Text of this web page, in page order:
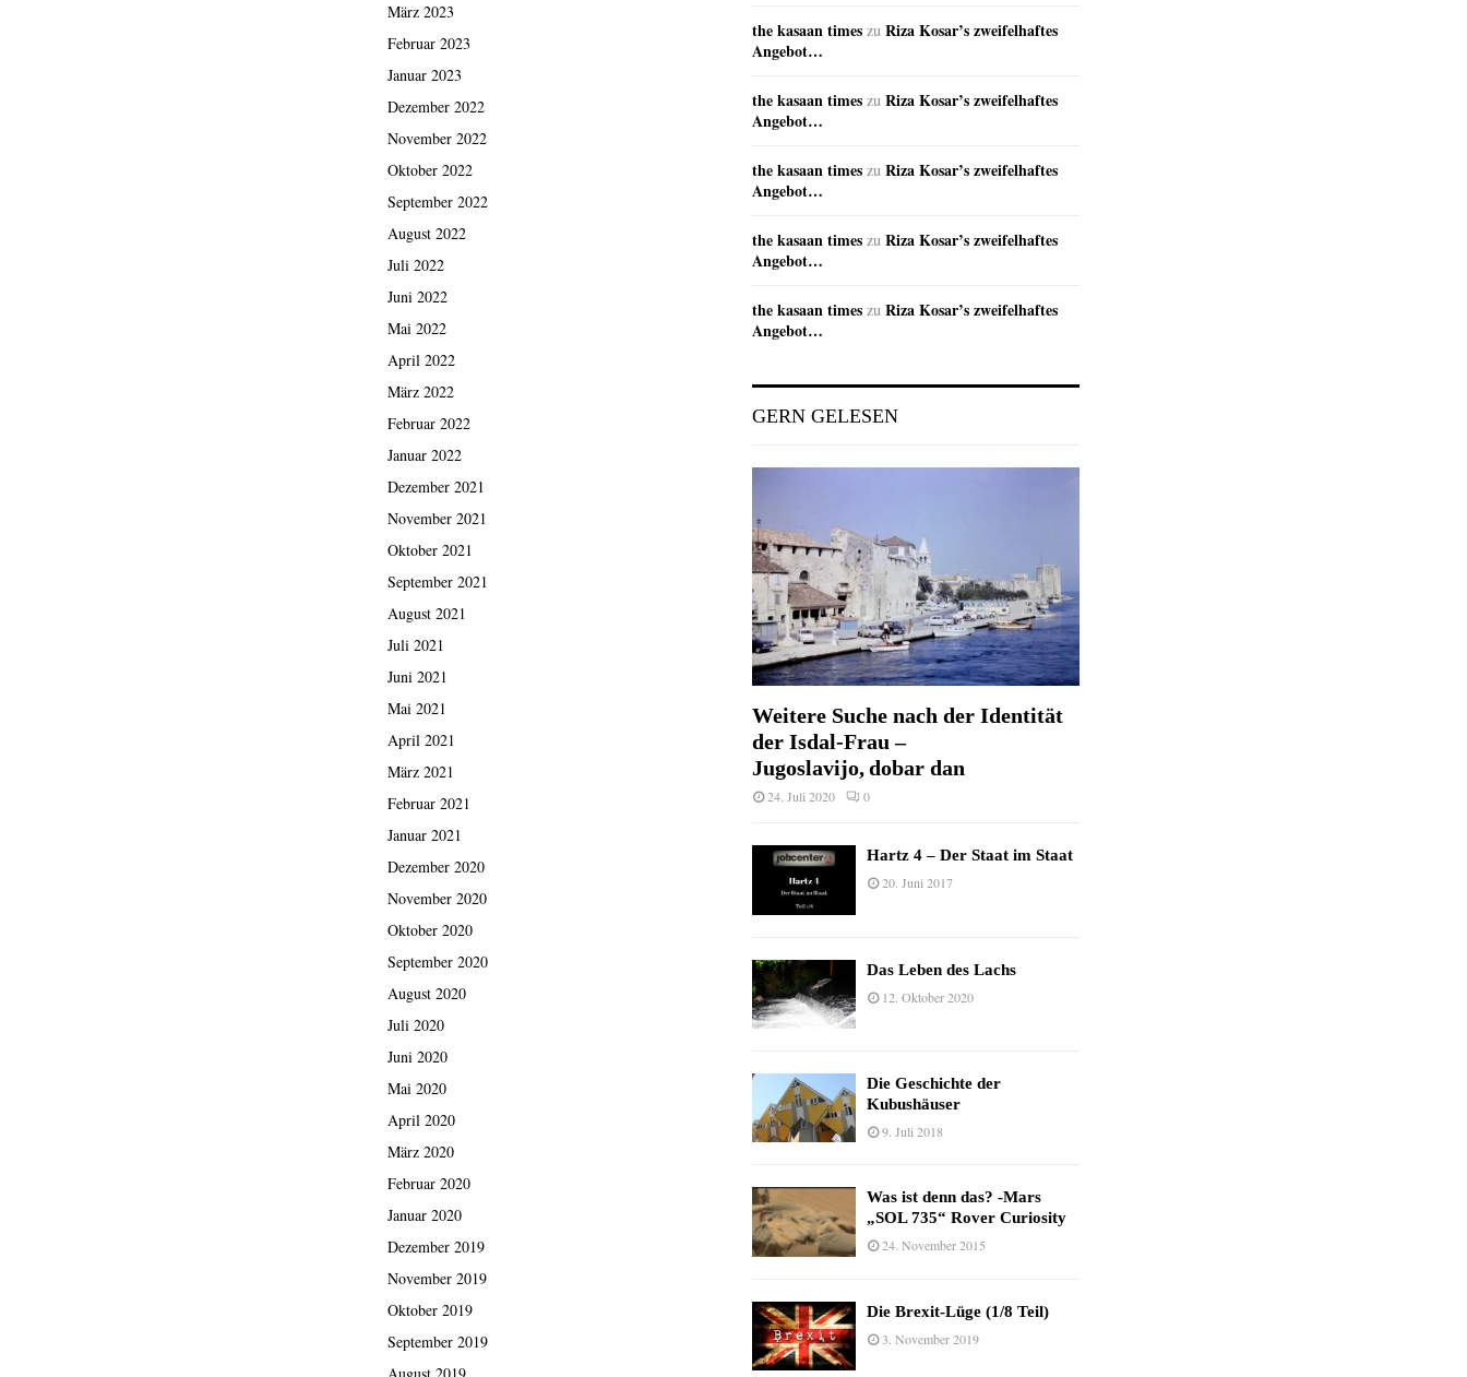
März 2023
Februar 2023
Januar 2023
Dezember 2022
November 2022
Oktober 2022
September 2022
August 2022
Juli 2022
Juni 2022
Mai 2022
April 2022
März 2022
Februar 2022
Januar 2022
Dezember 2021
November 2021
Oktober 2021
September 2021
August 2021
Juli 2021
Juni 2021
Mai 2021
April 2021
März 2021
Februar 2021
Januar 2021
Dezember 2020
November 2020
Oktober 2020
September 2020
August 2020
Juli 2020
Juni 2020
Mai 2020
April 2020
März 2020
Februar 2020
Januar 2020
Dezember 2019
November 2019
Oktober 2019
September 2019
the kasaan times zu Riza Kosar’s zweifelhaftes
Angebot…
the kasaan times zu Riza Kosar’s zweifelhaftes
Angebot…
the kasaan times zu Riza Kosar’s zweifelhaftes
Angebot…
the kasaan times zu Riza Kosar’s zweifelhaftes
Angebot…
the kasaan times zu Riza Kosar’s zweifelhaftes
Angebot…
GERN GELESEN
Weitere Suche nach der Identität
der Isdal-Frau –
Jugoslavijo, dobar dan
24. Juli 2020 0
Hartz 4 – Der Staat im Staat
20. Juni 2017
Das Leben des Lachs
12. Oktober 2020
Die Geschichte der
Kubushäuser
9. Juli 2018
Was ist denn das? -Mars
„SOL 735“ Rover Curiosity
24. November 2015
Die Brexit-Lüge (1/8 Teil)
3. November 2019